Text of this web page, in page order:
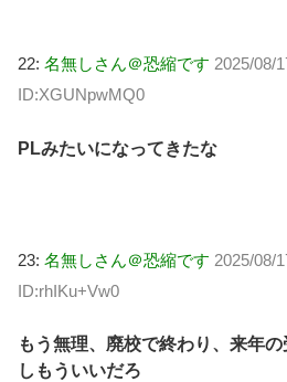
22: 名無しさん＠恐縮です 2025/08/
ID:XGUNpwMQ0
PLみたいになってきたな
23: 名無しさん＠恐縮です 2025/08/
ID:rhIKu+Vw0
もう無理、廃校で終わり、来年
しもういいだろ